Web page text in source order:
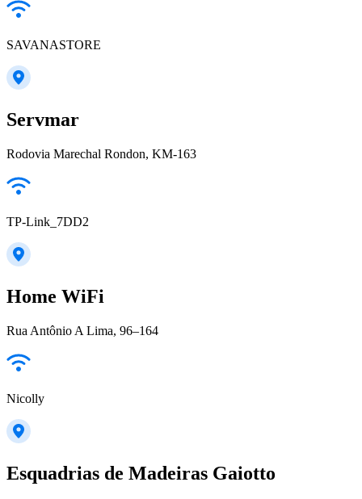
SAVANASTORE
Servmar
Rodovia Marechal Rondon, KM-163
TP-Link_7DD2
Home WiFi
Rua Antônio A Lima, 96–164
Nicolly
Esquadrias de Madeiras Gaiotto